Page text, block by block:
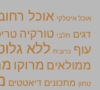
אוכל איטלקי אוכל
דגים חלבי טורקיה
עוף כרובית ללא
ממולאים מרוקו
טחון מתכונים דיאטטים